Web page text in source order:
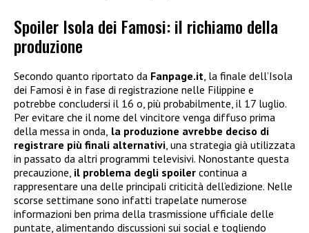
Spoiler Isola dei Famosi: il richiamo della
produzione
Secondo quanto riportato da Fanpage.it, la finale dell’Isola
dei Famosi è in fase di registrazione nelle Filippine e
potrebbe concludersi il 16 o, più probabilmente, il 17 luglio.
Per evitare che il nome del vincitore venga diffuso prima
della messa in onda, la produzione avrebbe deciso di
registrare più finali alternativi, una strategia già utilizzata
in passato da altri programmi televisivi. Nonostante questa
precauzione, il problema degli spoiler continua a
rappresentare una delle principali criticità dell’edizione. Nelle
scorse settimane sono infatti trapelate numerose
informazioni ben prima della trasmissione ufficiale delle
puntate, alimentando discussioni sui social e togliendo